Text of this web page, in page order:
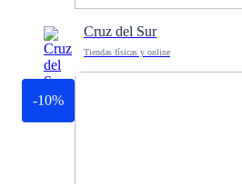
Cruz del Sur
Tiendas físicas y online
-10%